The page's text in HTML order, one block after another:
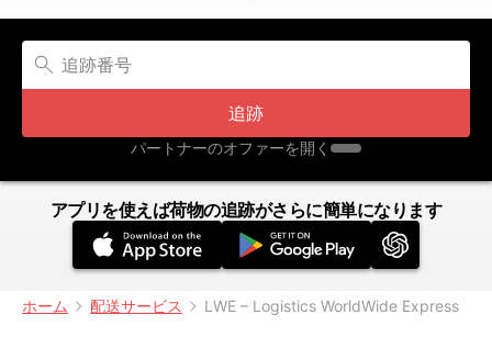
追跡
パートナーのオファーを開く
アプリを使えば荷物の追跡がさらに簡単になります
ホーム 配送サービス LWE – Logistics WorldWide Express